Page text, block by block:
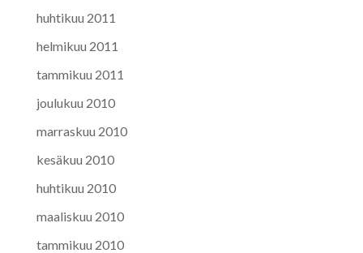
huhtikuu 2011
helmikuu 2011
tammikuu 2011
joulukuu 2010
marraskuu 2010
kesäkuu 2010
huhtikuu 2010
maaliskuu 2010
tammikuu 2010